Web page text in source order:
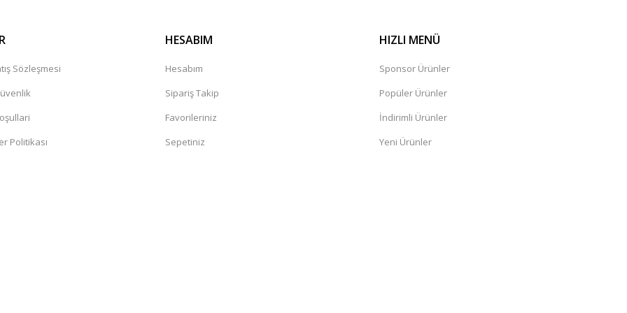
güvenilir bir mağaza
Yorumlara bakildiginda hep bi
şüphelerin artmasına neden
Sözleşmesi
Politikası
HESABIM
Hesabım
Sipariş Takip
Favorileriniz
Sepetiniz
HIZLI MENÜ
Sponsor Ürünler
Popüler Ürünler
İndirimli Ürünler
Yeni Ürünler